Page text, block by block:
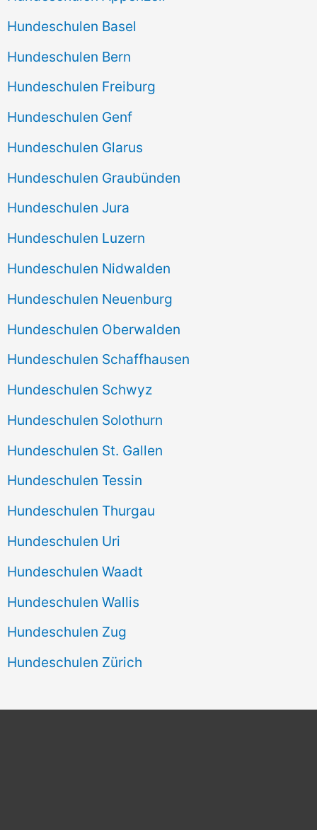
Hundeschulen Basel
Hundeschulen Bern
Hundeschulen Freiburg
Hundeschulen Genf
Hundeschulen Glarus
Hundeschulen Graubünden
Hundeschulen Jura
Hundeschulen Luzern
Hundeschulen Nidwalden
Hundeschulen Neuenburg
Hundeschulen Oberwalden
Hundeschulen Schaffhausen
Hundeschulen Schwyz
Hundeschulen Solothurn
Hundeschulen St. Gallen
Hundeschulen Tessin
Hundeschulen Thurgau
Hundeschulen Uri
Hundeschulen Waadt
Hundeschulen Wallis
Hundeschulen Zug
Hundeschulen Zürich